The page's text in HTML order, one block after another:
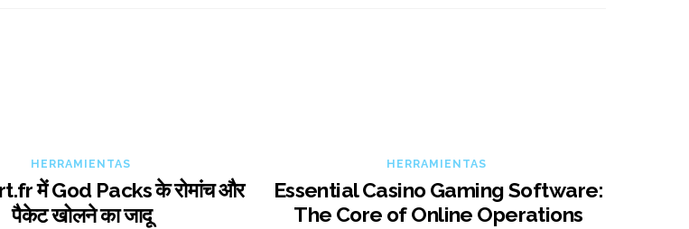
HERRAMIENTAS
में God Packs के रोमांच और
पैकेट खोलने का जादू
HERRAMIENTAS
Essential Casino Gaming Software:
The Core of Online Operations